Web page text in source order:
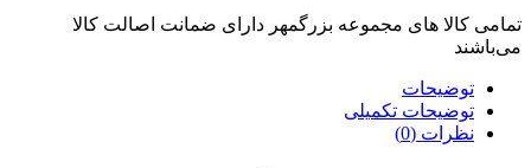
تمامی کالا های مجموعه بزرگمهر دارای ضمانت اصالت کالا
می‌باشند
توضیحات
توضیحات تکمیلی
نظرات (0)